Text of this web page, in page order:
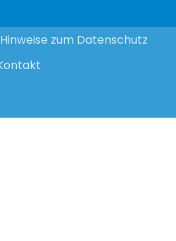
Hinweise zum Datenschutz